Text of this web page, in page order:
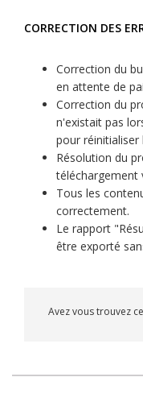
CORRECTION DES
Correction du
en attente de
Correction du
n'existait pas
pour réinitialiser
Résolution du
téléchargement
Tous les
correctement.
Le rapport
être exporté
Avez vous trouvez